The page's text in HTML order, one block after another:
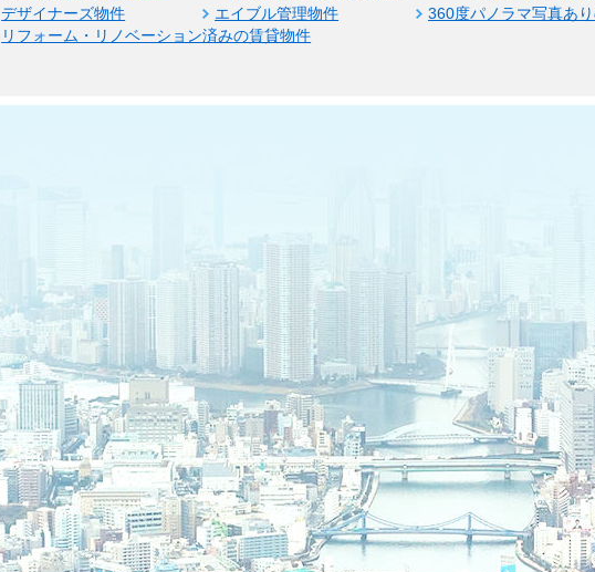
デザイナーズ物件
エイブル管理物件 360度パノラマ写真あ
リフォーム・リノベーション済みの賃貸物件